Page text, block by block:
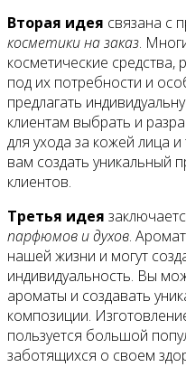
Вторая идея связана с
косметики на заказ.
косметические
под их потребности и
предлагать
клиентам выбрать и
для ухода за кожей лица
вам создать уникальный
клиентов.
Третья идея
парфюмов и духов.
нашей жизни и могут
индивидуальность. Вы
ароматы и создавать
композиции.
пользуется большой
заботящихся о своем